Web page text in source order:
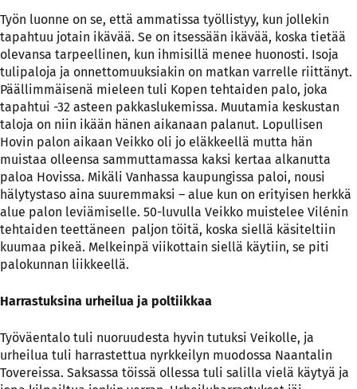
Työn luonne on se, että ammatissa työllistyy, kun jollekin
tapahtuu jotain ikävää. Se on itsessään ikävää, koska tietää
olevansa tarpeellinen, kun ihmisillä menee huonosti. Isoja
tulipaloja ja onnettomuuksiakin on matkan varrelle riittänyt.
Päällimmäisenä mieleen tuli Kopen tehtaiden palo, joka
tapahtui -32 asteen pakkaslukemissa. Muutamia keskustan
taloja on niin ikään hänen aikanaan palanut. Lopullisen
Hovin palon aikaan Veikko oli jo eläkkeellä mutta hän
muistaa olleensa sammuttamassa kaksi kertaa alkanutta
paloa Hovissa. Mikäli Vanhassa kaupungissa paloi, nousi
hälytystaso aina suuremmaksi – alue kun on erityisen herkkä
alue palon leviämiselle. 50-luvulla Veikko muistelee Vilénin
tehtaiden teettäneen paljon töitä, koska siellä käsiteltiin
kuumaa pikeä. Melkeinpä viikottain siellä käytiin, se piti
palokunnan liikkeellä.
Harrastuksina urheilua ja poltiikkaa
Työväentalo tuli nuoruudesta hyvin tutuksi Veikolle, ja
urheilua tuli harrastettua nyrkkeilyn muodossa Naantalin
Tovereissa. Saksassa töissä ollessa tuli salilla vielä käytyä ja